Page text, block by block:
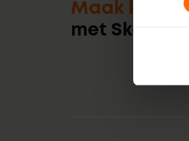
Maak kennis
met Skodora